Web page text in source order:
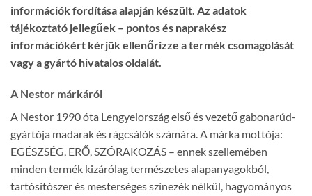
információk fordítása alapján készült. Az adatok
tájékoztató jellegűek – pontos és naprakész
információkért kérjük ellenőrizze a termék csomagolását
vagy a gyártó hivatalos oldalát.
A Nestor márkáról
A Nestor 1990 óta Lengyelország első és vezető gabonarúd-
gyártója madarak és rágcsálók számára. A márka mottója:
EGÉSZSÉG, ERŐ, SZÓRAKOZÁS – ennek szellemében
minden termék kizárólag természetes alapanyagokból,
tartósítószer és mesterséges színezék nélkül, hagyományos